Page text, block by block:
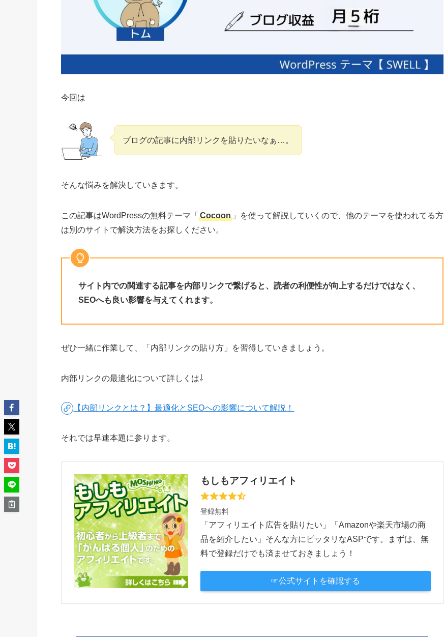
今回は
ブログの記事に内部リンクを貼りたいなぁ…。
そんな悩みを解決していきます。
この記事はWordPressの無料テーマ「 Cocoon 」を使って解説していくので、他のテーマを使われてる方
は別のサイトで解決方法をお探しください。
サイト内での関連する記事を内部リンクで繋げると、読者の利便性が向上するだけではなく、
SEOへも良い影響を与えてくれます。
ぜひ一緒に作業して、「内部リンクの貼り方」を習得していきましょう。
内部リンクの最適化について詳しくは⇩
【内部リンクとは？】最適化とSEOへの影響について解説！
それでは早速本題に参ります。
もしもアフィリエイト
登録無料
「アフィリエイト広告を貼りたい」「Amazonや楽天市場の商
品を紹介したい」そんな方にピッタリなASPです。まずは、無
料で登録だけでも済ませておきましょう！
☞公式サイトを確認する